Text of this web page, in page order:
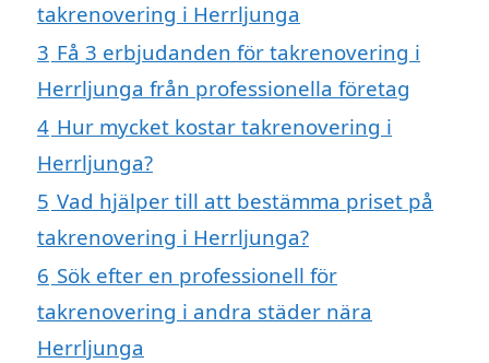
takrenovering i Herrljunga
3 Få 3 erbjudanden för takrenovering i
Herrljunga från professionella företag
4 Hur mycket kostar takrenovering i
Herrljunga?
5 Vad hjälper till att bestämma priset på
takrenovering i Herrljunga?
6 Sök efter en professionell för
takrenovering i andra städer nära
Herrljunga